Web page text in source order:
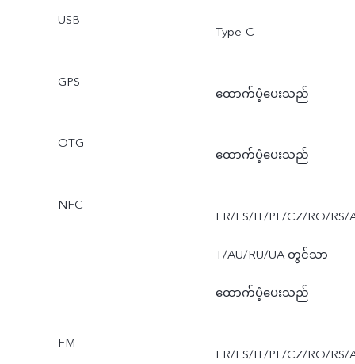
USB
Type-C
GPS
ထောက်ပံ့ပေးသည်
OTG
ထောက်ပံ့ပေးသည်
NFC
FR/ES/IT/PL/CZ/RO/RS/
T/AU/RU/UA တွင်သာ
ထောက်ပံ့ပေးသည်
FM
FR/ES/IT/PL/CZ/RO/RS/